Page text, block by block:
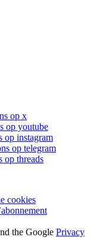
op x
op youtube
op instagram
op telegram
op threads
cookies
the Google Privacy